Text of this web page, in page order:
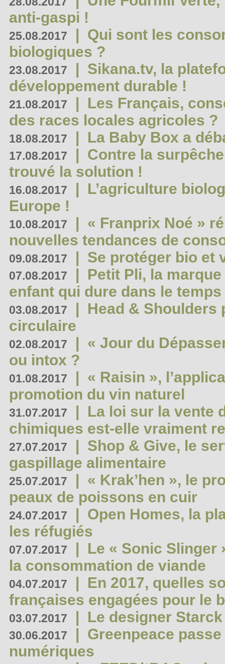
anti-gaspi !
25.08.2017 | Qui sont les
biologiques ?
23.08.2017 | Sikana.tv, la
développement durable !
21.08.2017 | Les Français,
des races locales agricoles ?
18.08.2017 | La Baby Box a
17.08.2017 | Contre la
trouvé la solution !
16.08.2017 | L’agriculture
Europe !
10.08.2017 | « Franprix Noé »
nouvelles tendances de
09.08.2017 | Se protéger bio et
07.08.2017 | Petit Pli, la
enfant qui dure dans le temps
03.08.2017 | Head & Shoulders
circulaire
02.08.2017 | « Jour du
ou intox ?
01.08.2017 | « Raisin »,
promotion du vin naturel
31.07.2017 | La loi sur la vente
chimiques est-elle vraiment
27.07.2017 | Shop & Give, le
gaspillage alimentaire
25.07.2017 | « Krak’hen », le
peaux de poissons en cuir
24.07.2017 | Open Homes, la
les réfugiés
07.07.2017 | Le « Sonic Slinger
la consommation de viande
04.07.2017 | En 2017, quelles
françaises engagées pour le
03.07.2017 | Le designer
30.06.2017 | Greenpeace
numériques